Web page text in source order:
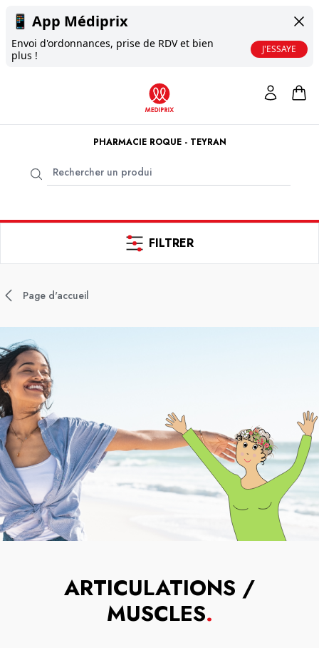
📱 App Médiprix
Envoi d'ordonnances, prise de RDV et bien
plus !
J'ESSAYE
PHARMACIE ROQUE - TEYRAN
FILTRER
Page d'accueil
ARTICULATIONS /
MUSCLES.